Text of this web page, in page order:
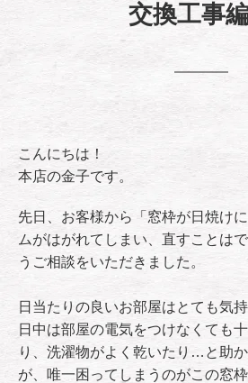
交換工事編
こんにちは！
本店の金子です。
先日、お客様から「窓枠が日焼け
ムがはがれてしまい、直すことは
うご相談をいただきました。
日当たりの良いお部屋はとても気持
日中は部屋の電気をつけなくても
り、洗濯物がよく乾いたり…と助
が、唯一困ってしまうのがこの窓枠